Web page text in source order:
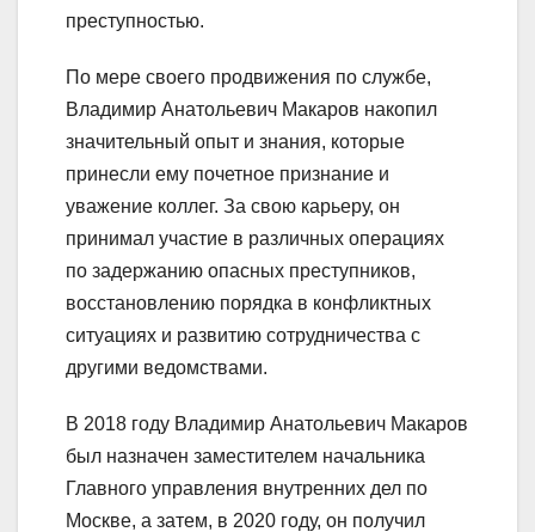
преступностью.
По мере своего продвижения по службе,
Владимир Анатольевич Макаров накопил
значительный опыт и знания, которые
принесли ему почетное признание и
уважение коллег. За свою карьеру, он
принимал участие в различных операциях
по задержанию опасных преступников,
восстановлению порядка в конфликтных
ситуациях и развитию сотрудничества с
другими ведомствами.
В 2018 году Владимир Анатольевич Макаров
был назначен заместителем начальника
Главного управления внутренних дел по
Москве, а затем, в 2020 году, он получил